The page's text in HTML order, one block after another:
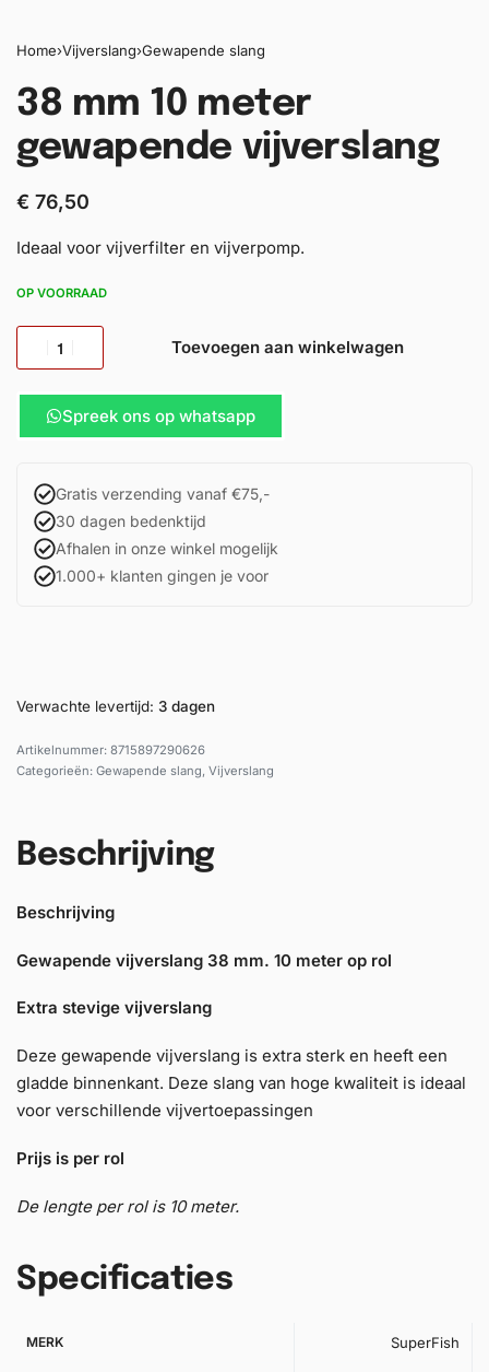
Home›Vijverslang›Gewapende slang
38 mm 10 meter
gewapende vijverslang
€ 76,50
Ideaal voor vijverfilter en vijverpomp.
OP VOORRAAD
Toevoegen aan winkelwagen
Spreek ons op whatsapp
Gratis verzending vanaf €75,-
30 dagen bedenktijd
Afhalen in onze winkel mogelijk
1.000+ klanten gingen je voor
Verwachte levertijd: 3 dagen
8715897290626
Categorieën: Gewapende slang, Vijverslang
Beschrijving
Beschrijving
Gewapende vijverslang 38 mm. 10 meter op rol
Extra stevige vijverslang
Deze gewapende vijverslang is extra sterk en heeft een
gladde binnenkant. Deze slang van hoge kwaliteit is ideaal
voor verschillende vijvertoepassingen
Prijs is per rol
De lengte per rol is 10 meter.
Specificaties
MERK SuperFish